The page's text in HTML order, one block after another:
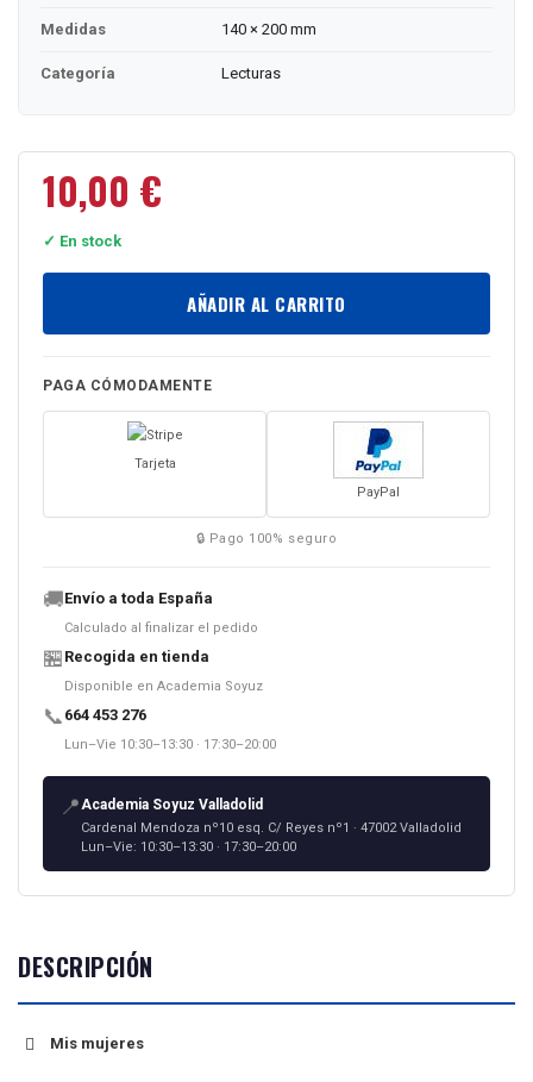
Medidas 140 × 200 mm
Categoría Lecturas
10,00 €
✓ En stock
AÑADIR AL CARRITO
PAGA CÓMODAMENTE
Tarjeta
PayPal
🔒 Pago 100% seguro
🚚Envío a toda España
Calculado al finalizar el pedido
🏪 Recogida en tienda
Disponible en Academia Soyuz
📞 664 453 276
Lun–Vie 10:30–13:30 · 17:30–20:00
📍Academia Soyuz Valladolid
Cardenal Mendoza nº10 esq. C/ Reyes nº1 · 47002 Valladolid
Lun–Vie: 10:30–13:30 · 17:30–20:00
DESCRIPCIÓN
Mis mujeres